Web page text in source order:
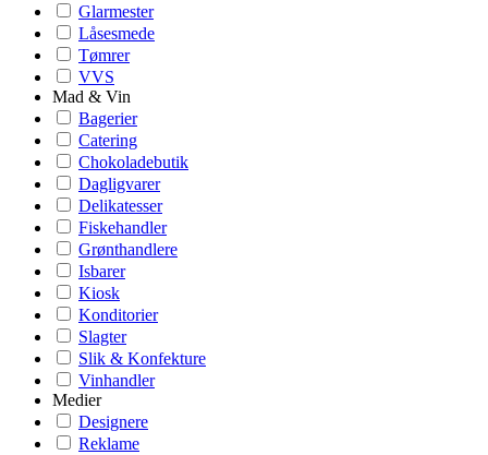
Glarmester
Låsesmede
Tømrer
VVS
Mad & Vin
Bagerier
Catering
Chokoladebutik
Dagligvarer
Delikatesser
Fiskehandler
Grønthandlere
Isbarer
Kiosk
Konditorier
Slagter
Slik & Konfekture
Vinhandler
Medier
Designere
Reklame